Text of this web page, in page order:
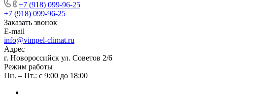
+7 (918) 099-96-25
+7 (918) 099-96-25
Заказать звонок
E-mail
info@vimpel-climat.ru
Адрес
г. Новороссийск ул. Советов 2/6
Режим работы
Пн. – Пт.: с 9:00 до 18:00